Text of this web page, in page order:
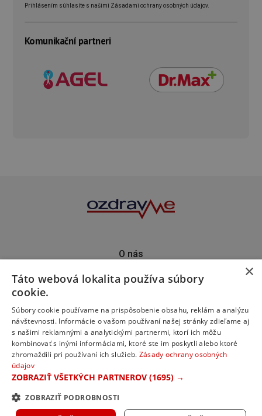
Prihlásením súhlasíte s našimi Zásadami ochrany osobných údajov.
Komunikační partneri
O nás
Predplatné
Podporte nás
© 2023 ozdravme s.r.o. Všetky práva vyhradené.
×
Táto webová lokalita používa súbory
cookie.
Súbory cookie používame na prispôsobenie obsahu, reklám a analýzu
návštevnosti. Informácie o vašom používaní našej stránky zdieľame aj
s našimi reklamnými a analytickými partnermi, ktorí ich môžu
kombinovať s inými informáciami, ktoré ste im poskytli alebo ktoré
zhromaždili pri používaní ich služieb. Zásady ochrany osobných
údajov
ZOBRAZIŤ VŠETKÝCH PARTNEROV (1695) →
ZOBRAZIŤ PODROBNOSTI